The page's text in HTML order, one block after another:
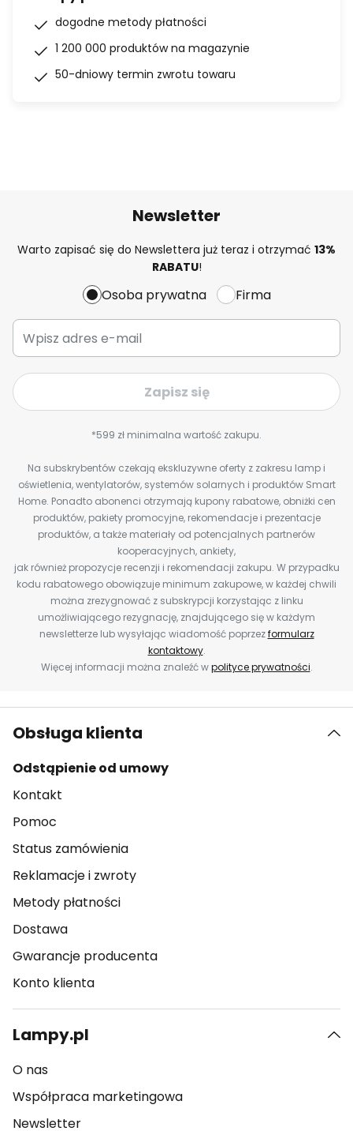
dogodne metody płatności
1 200 000 produktów na magazynie
50-dniowy termin zwrotu towaru
Newsletter
Warto zapisać się do Newslettera już teraz i otrzymać 13%
RABATU!
Osoba prywatna Firma
Zapisz się
*599 zł minimalna wartość zakupu.
Na subskrybentów czekają ekskluzywne oferty z zakresu lamp i
oświetlenia, wentylatorów, systemów solarnych i produktów Smart
Home. Ponadto abonenci otrzymają kupony rabatowe, obniżki cen
produktów, pakiety promocyjne, rekomendacje i prezentacje
produktów, a także materiały od potencjalnych partnerów
kooperacyjnych, ankiety,
jak również propozycje recenzji i rekomendacji zakupu. W przypadku
kodu rabatowego obowiązuje minimum zakupowe, w każdej chwili
można zrezygnować z subskrypcji korzystając z linku
umożliwiającego rezygnację, znajdującego się w każdym
newsletterze lub wysyłając wiadomość poprzezformularz
kontaktowy.
Więcej informacji można znaleźć wpolityce prywatności.
Obsługa klienta
Odstąpienie od umowy
Kontakt
Pomoc
Status zamówienia
Reklamacje i zwroty
Metody płatności
Dostawa
Gwarancje producenta
Konto klienta
Lampy.pl
O nas
Współpraca marketingowa
Newsletter